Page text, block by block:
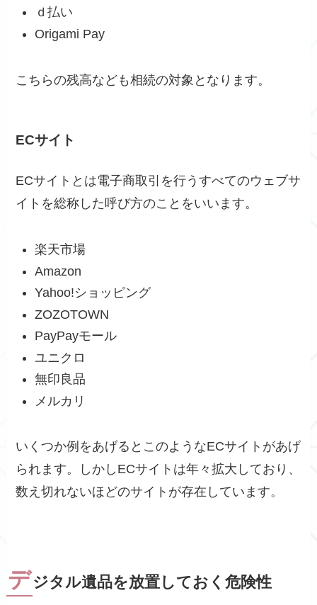
ｄ払い
Origami Pay
こちらの残高なども相続の対象となります。
ECサイト
ECサイトとは電子商取引を行うすべてのウェブサ
イトを総称した呼び方のことをいいます。
楽天市場
Amazon
Yahoo!ショッピング
ZOZOTOWN
PayPayモール
ユニクロ
無印良品
メルカリ
いくつか例をあげるとこのようなECサイトがあげ
られます。しかしECサイトは年々拡大しており、
数え切れないほどのサイトが存在しています。
デジタル遺品を放置しておく危険性